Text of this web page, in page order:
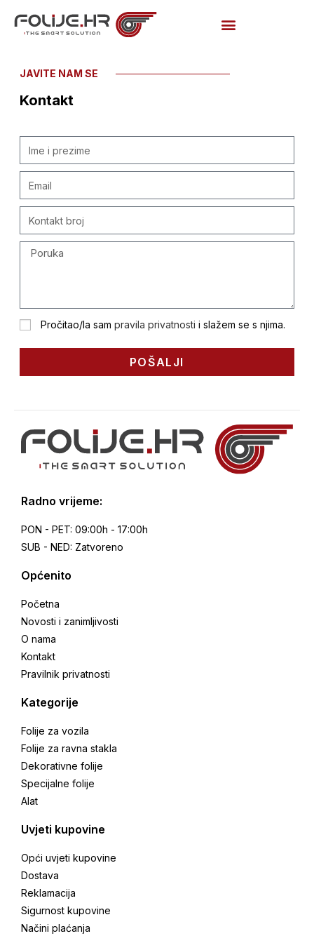
JAVITE NAM SE
Kontakt
Pročitao/la sampravila privatnosti i slažem se s njima.
POŠALJI
Radno vrijeme:
PON - PET: 09:00h - 17:00h
SUB - NED: Zatvoreno
Općenito
Početna
Novosti i zanimljivosti
O nama
Kontakt
Pravilnik privatnosti
Kategorije
Folije za vozila
Folije za ravna stakla
Dekorativne folije
Specijalne folije
Alat
Uvjeti kupovine
Opći uvjeti kupovine
Dostava
Reklamacija
Sigurnost kupovine
Načini plaćanja